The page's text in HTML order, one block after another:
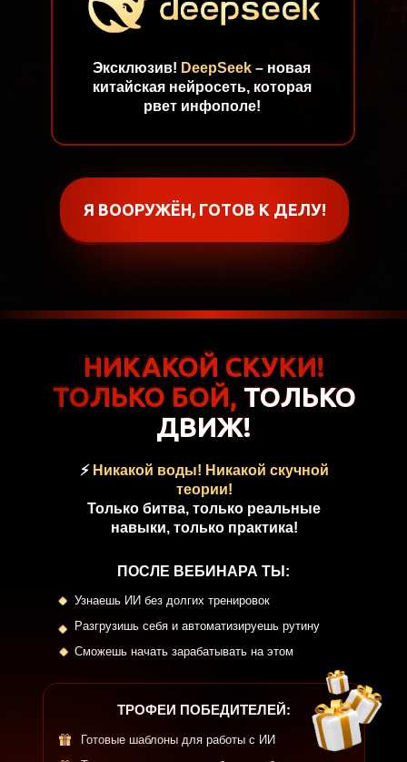
Эксклюзив! DeepSeek – новая
китайская нейросеть, которая
рвет инфополе!
Я ВООРУЖЁН, ГОТОВ К ДЕЛУ!
ПОСЛЕ ВЕБИНАРА ТЫ:
Узнаешь ИИ без долгих тренировок
Разгрузишь себя и автоматизируешь рутину
Сможешь начать зарабатывать на этом
Готовые шаблоны для работы с ИИ
ТРОФЕИ ПОБЕДИТЕЛЕЙ:
НИКАКОЙ СКУКИ!
ТОЛЬКО БОЙ, ТОЛЬКО
ДВИЖ!
НИКАКОЙ СКУКИ!
ТОЛЬКО БОЙ, ТОЛЬКО
ДВИЖ!
⚡ Никакой воды! Никакой скучной
теории!
Только битва, только реальные
навыки, только практика!